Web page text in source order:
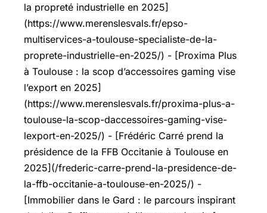
la propreté industrielle en 2025]
(https://www.merenslesvals.fr/epso-
multiservices-a-toulouse-specialiste-de-la-
proprete-industrielle-en-2025/) - [Proxima Plus
à Toulouse : la scop d’accessoires gaming vise
l’export en 2025]
(https://www.merenslesvals.fr/proxima-plus-a-
toulouse-la-scop-daccessoires-gaming-vise-
lexport-en-2025/) - [Frédéric Carré prend la
présidence de la FFB Occitanie à Toulouse en
2025](/frederic-carre-prend-la-presidence-de-
la-ffb-occitanie-a-toulouse-en-2025/) -
[Immobilier dans le Gard : le parcours inspirant